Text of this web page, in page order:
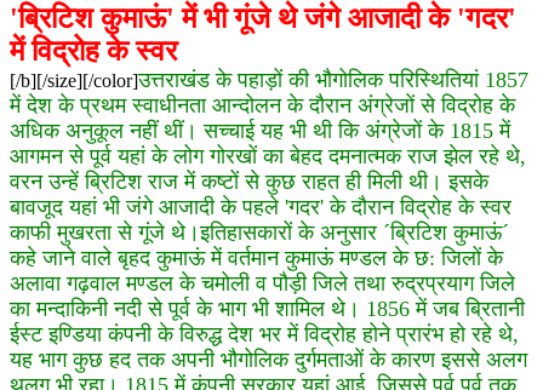
'ब्रिटिश कुमाऊं' में भी गूंजे थे जंगे आजादी के 'गदर'
में विद्रोह के स्वर
[/b][/size][/color]उत्तराखंड के पहाड़ों की भौगोलिक परिस्थितियां 1857
में देश के प्रथम स्वाधीनता आन्दोलन के दौरान अंग्रेजों से विद्रोह के
अधिक अनुकूल नहीं थीं। सच्चाई यह भी थी कि अंग्रेजों के 1815 में
आगमन से पूर्व यहां के लोग गोरखों का बेहद दमनात्मक राज झेल रहे थे,
वरन उन्हें ब्रिटिश राज में कष्टों से कुछ राहत ही मिली थी। इसके
बावजूद यहां भी जंगे आजादी के पहले 'गदर' के दौरान विद्रोह के स्वर
काफी मुखरता से गूंजे थे।इतिहासकारों के अनुसार ´ब्रिटिश कुमाऊं´
कहे जाने वाले बृहद कुमाऊं में वर्तमान कुमाऊं मण्डल के छ: जिलों के
अलावा गढ़वाल मण्डल के चमोली व पौड़ी जिले तथा रुद्रप्रयाग जिले
का मन्दाकिनी नदी से पूर्व के भाग भी शामिल थे। 1856 में जब ब्रितानी
ईस्ट इण्डिया कंपनी के विरुद्ध देश भर में विद्रोह होने प्रारंभ हो रहे थे,
यह भाग कुछ हद तक अपनी भौगोलिक दुर्गमताओं के कारण इससे अलग
थलग भी रहा। 1815 में कंपनी सरकार यहां आई, जिससे पूर्व पूर्व तक